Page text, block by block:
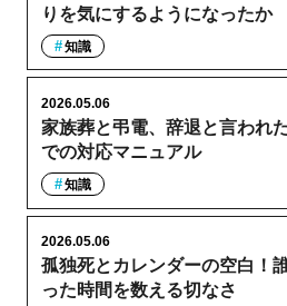
りを気にするようになったか
知識
家族葬と弔電、辞退と言われ
での対応マニュアル
2026.05.06
知識
孤独死とカレンダーの空白！
った時間を数える切なさ
2026.05.06